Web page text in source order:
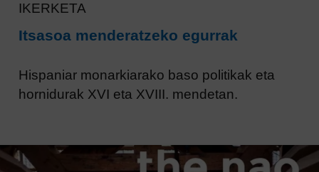
IKERKETA
Itsasoa menderatzeko egurrak
Hispaniar monarkiarako baso politikak eta
hornidurak XVI eta XVIII. mendetan.